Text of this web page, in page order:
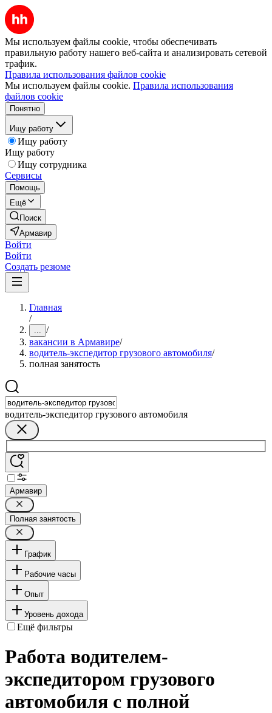
Мы используем файлы cookie, чтобы обеспечивать
правильную работу нашего веб-сайта и анализировать сетевой
трафик.
Правила использования файлов cookie
Мы используем файлы cookie. Правила использования
файлов cookie
Понятно
Ищу работу
Ищу работу
Ищу работу
Ищу сотрудника
Сервисы
Помощь
Ещё
Поиск
Армавир
Войти
Войти
Создать резюме
Главная
/
... /
вакансии в Армавире/
водитель-экспедитор грузового автомобиля/
полная занятость
водитель-экспедитор грузового автомобиля
Армавир
Полная занятость
График
Рабочие часы
Опыт
Уровень дохода
Ещё фильтры
Работа водителем-
экспедитором грузового
автомобиля с полной